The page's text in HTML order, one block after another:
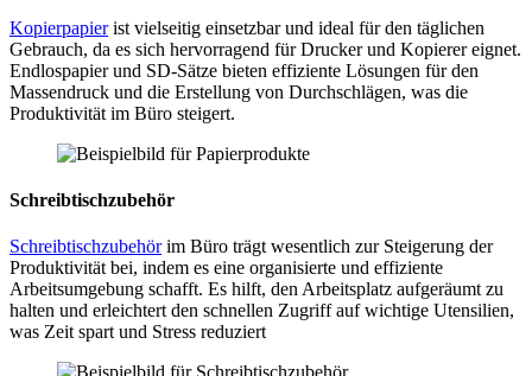
Kopierpapierist vielseitig einsetzbar und ideal für den täglichen
Gebrauch, da es sich hervorragend für Drucker und Kopierer eignet.
Endlospapier und SD-Sätze bieten effiziente Lösungen für den
Massendruck und die Erstellung von Durchschlägen, was die
Produktivität im Büro steigert.
Schreibtischzubehör
Schreibtischzubehörim Büro trägt wesentlich zur Steigerung der
Produktivität bei, indem es eine organisierte und effiziente
Arbeitsumgebung schafft. Es hilft, den Arbeitsplatz aufgeräumt zu
halten und erleichtert den schnellen Zugriff auf wichtige Utensilien,
was Zeit spart und Stress reduziert